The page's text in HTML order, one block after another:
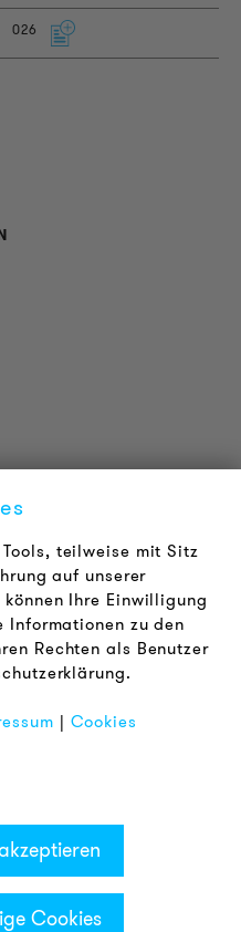
026
teilweise mit Sitz
auf unserer
Ihre Einwilligung
zu den
Rechten als Benutzer
| Cookies
Cookies